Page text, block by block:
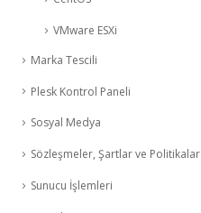
VMware ESXi
Marka Tescili
Plesk Kontrol Paneli
Sosyal Medya
Sözleşmeler, Şartlar ve Politikalar
Sunucu İşlemleri